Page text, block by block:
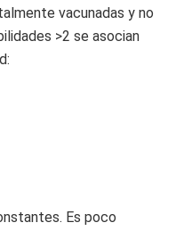
vacunadas y no
>2 se asocian
Es poco